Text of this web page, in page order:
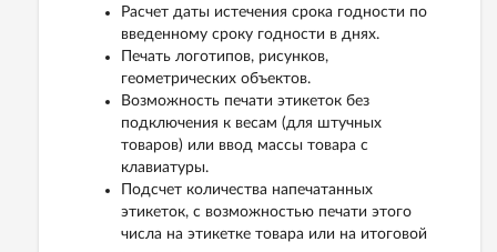
Расчет даты истечения срока годности по
введенному сроку годности в днях.
Печать логотипов, рисунков,
геометрических объектов.
Возможность печати этикеток без
подключения к весам (для штучных
товаров) или ввод массы товара с
клавиатуры.
Подсчет количества напечатанных
этикеток, с возможностью печати этого
числа на этикетке товара или на итоговой